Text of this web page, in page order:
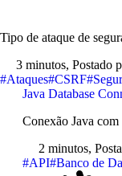
Tipo de ataque de
3 minutos, Postado
#Ataques#CSRF
Java Database
Conexão Java com
2 minutos,
#API#Banco de